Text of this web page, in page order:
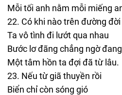
Mỗi tối anh nằm mỗi miếng
Có khi nào trên đường
Ta vô tình đi lướt qua nhau
Bước lơ đãng chẳng ngờ
Một tâm hồn ta đợi đã từ lâu.
Nếu từ giã thuyền rồi
Biển chỉ còn sóng gió